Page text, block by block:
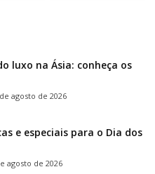
luxo na Ásia: conheça os
agosto de 2026
e especiais para o Dia dos
agosto de 2026